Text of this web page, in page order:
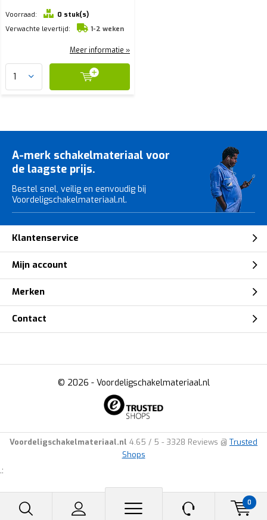
0
Voorraad:
0 stuk(s)
Verwachte levertijd:
1-2 weken
Meer informatie »
A-merk schakelmateriaal voor
de laagste prijs.
Bestel snel, veilig en eenvoudig bij
Voordeligschakelmateriaal.nl.
Klantenservice
Mijn account
Merken
Contact
© 2026 - Voordeligschakelmateriaal.nl
Voordeligschakelmateriaal.nl 4.65 / 5 - 3328 Reviews @ Trusted
Shops
.: